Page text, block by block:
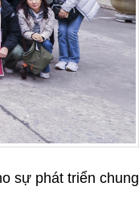
sự phát triển chung